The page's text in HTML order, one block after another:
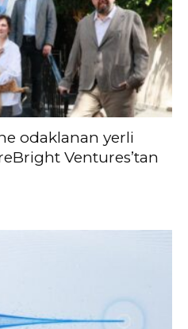
odaklanan yerli
Ventures’tan